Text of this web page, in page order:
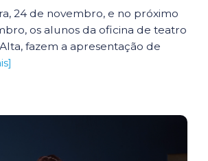
24 de novembro, e no próximo
os alunos da oficina de teatro
fazem a apresentação de